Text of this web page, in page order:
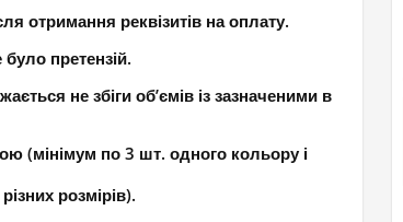
отримання реквізитів на оплату.
претензій.
не збіги об’ємів із зазначеними в
(мінімум по 3 шт. одного кольору і
розмірів).